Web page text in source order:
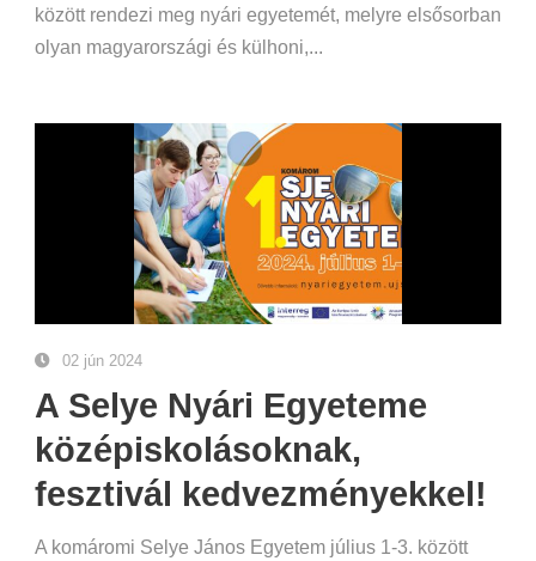
között rendezi meg nyári egyetemét, melyre elsősorban
olyan magyarországi és külhoni,...
02 jún 2024
A Selye Nyári Egyeteme
középiskolásoknak,
fesztivál kedvezményekkel!
A komáromi Selye János Egyetem július 1-3. között